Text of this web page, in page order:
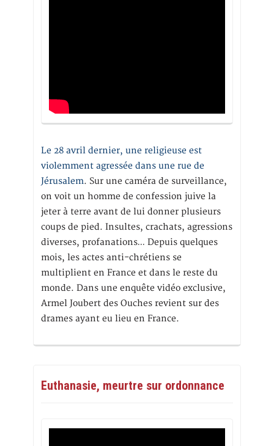
Le 28 avril dernier, une religieuse est
violemment agressée dans une rue de
Jérusalem. Sur une caméra de surveillance,
on voit un homme de confession juive la
jeter à terre avant de lui donner plusieurs
coups de pied. Insultes, crachats, agressions
diverses, profanations… Depuis quelques
mois, les actes anti-chrétiens se
multiplient en France et dans le reste du
monde. Dans une enquête vidéo exclusive,
Armel Joubert des Ouches revient sur des
drames ayant eu lieu en France.
Euthanasie, meurtre sur ordonnance